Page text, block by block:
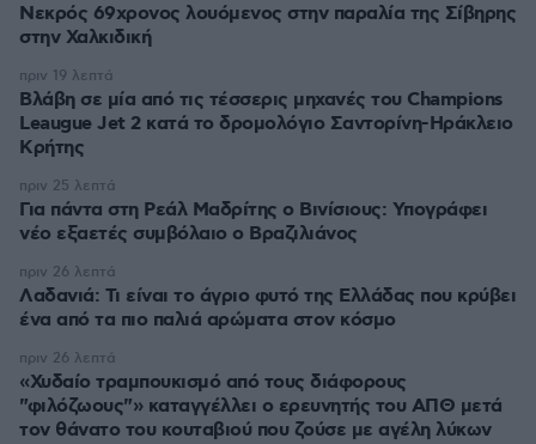
Νεκρός 69χρονος λουόμενος στην παραλία της Σίβηρης
στην Χαλκιδική
Βλάβη σε μία από τις τέσσερις μηχανές του Champions
Leaugue Jet 2 κατά το δρομολόγιο Σαντορίνη-Ηράκλειο
Κρήτης
πριν 19 λεπτά
Για πάντα στη Ρεάλ Μαδρίτης ο Βινίσιους: Υπογράφει
νέο εξαετές συμβόλαιο ο Βραζιλιάνος
πριν 25 λεπτά
Λαδανιά: Τι είναι το άγριο φυτό της Ελλάδας που κρύβει
ένα από τα πιο παλιά αρώματα στον κόσμο
πριν 26 λεπτά
«Χυδαίο τραμπουκισμό από τους διάφορους
"φιλόζωους"» καταγγέλλει ο ερευνητής του ΑΠΘ μετά
τον θάνατο του κουταβιού που ζούσε με αγέλη λύκων
πριν 26 λεπτά